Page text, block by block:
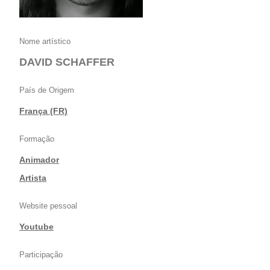
Nome artístico
DAVID SCHAFFER
País de Origem
França (FR)
Formação
Animador
|Artista
Website pessoal
Youtube
Participação